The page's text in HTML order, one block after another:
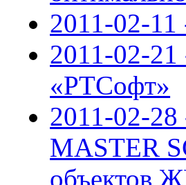
2011-02-11
2011-02-21
«РТСофт»
2011-02-28
MASTER
объектов